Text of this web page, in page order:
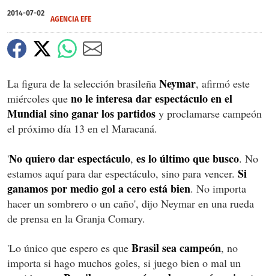
2014-07-02
AGENCIA EFE
La figura de la selección brasileña Neymar, afirmó este
miércoles que no le interesa dar espectáculo en el
Mundial sino ganar los partidos y proclamarse campeón
el próximo día 13 en el Maracaná.
'No quiero dar espectáculo, es lo último que busco. No
estamos aquí para dar espectáculo, sino para vencer. Si
ganamos por medio gol a cero está bien. No importa
hacer un sombrero o un caño', dijo Neymar en una rueda
de prensa en la Granja Comary.
'Lo único que espero es que Brasil sea campeón, no
importa si hago muchos goles, si juego bien o mal un